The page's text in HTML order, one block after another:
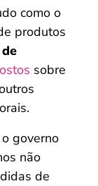
como o
produtos
sobre
governo
não
de